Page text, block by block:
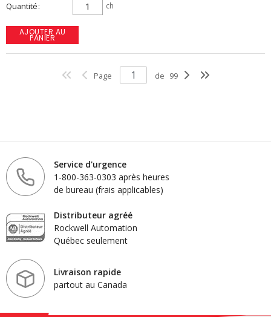
Quantité ch
AJOUTER AU
PANIER
Page de 99
Service d'urgence
1-800-363-0303 après heures
de bureau (frais applicables)
Distributeur agréé
Rockwell Automation
Québec seulement
Livraison rapide
partout au Canada